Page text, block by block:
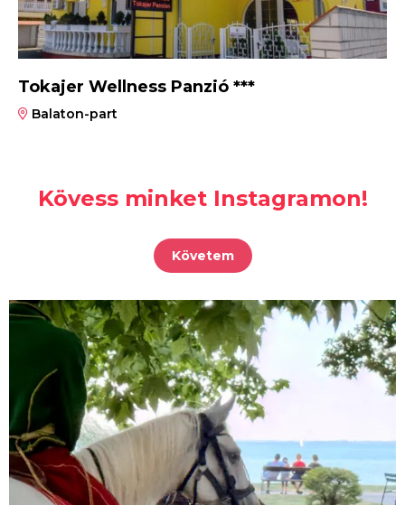
Tokajer Wellness Panzió ***
Balaton-part
Kövess minket Instagramon!
Követem